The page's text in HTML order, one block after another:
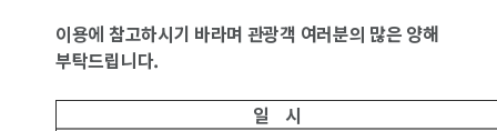
이용에 참고하시기 바라며 관광객 여러분의 많은 양해
부탁드립니다.
일 시